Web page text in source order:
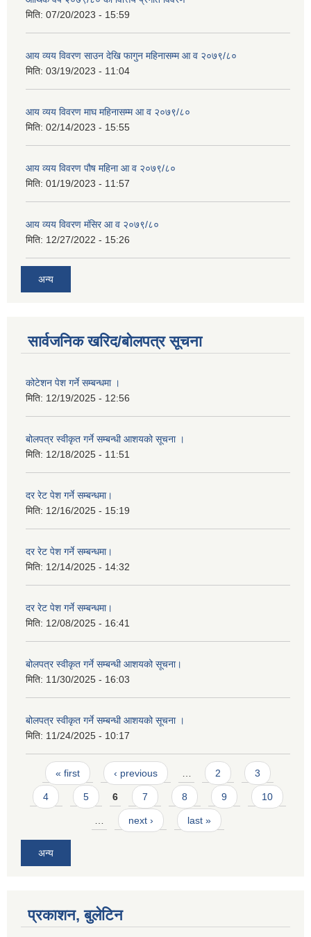
मिति: 07/20/2023 - 15:59
आय व्यय विवरण साउन देखि फागुन महिनासम्म आ व २०७९/८०
मिति: 03/19/2023 - 11:04
आय व्यय विवरण माघ महिनासम्म आ व २०७९/८०
मिति: 02/14/2023 - 15:55
आय व्यय विवरण पौष महिना आ व २०७९/८०
मिति: 01/19/2023 - 11:57
आय व्यय विवरण मंसिर आ व २०७९/८०
मिति: 12/27/2022 - 15:26
अन्य
सार्वजनिक खरिद/बोलपत्र सूचना
कोटेशन पेश गर्ने सम्बन्धमा ।
मिति: 12/19/2025 - 12:56
बोलपत्र स्वीकृत गर्ने सम्बन्धी आशयको सूचना ।
मिति: 12/18/2025 - 11:51
दर रेट पेश गर्ने सम्बन्धमा।
मिति: 12/16/2025 - 15:19
दर रेट पेश गर्ने सम्बन्धमा।
मिति: 12/14/2025 - 14:32
दर रेट पेश गर्ने सम्बन्धमा।
मिति: 12/08/2025 - 16:41
बोलपत्र स्वीकृत गर्ने सम्बन्धी आशयको सूचना।
मिति: 11/30/2025 - 16:03
बोलपत्र स्वीकृत गर्ने सम्बन्धी आशयको सूचना ।
मिति: 11/24/2025 - 10:17
Pages
« first ‹ previous … 2 3
4 5 6 7 8 9 10
… next › last »
अन्य
प्रकाशन, बुलेटिन